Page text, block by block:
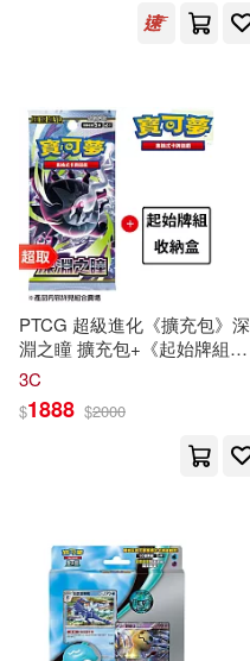
PTCG 超級進化《擴充包》深
淵之瞳 擴充包+《起始牌組》+
《專用造型收納盒》
3C
$1888 $2000